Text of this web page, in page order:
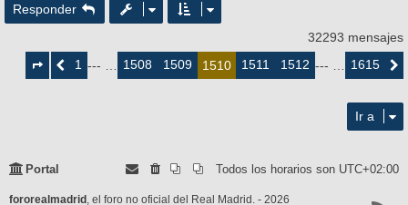
Responder
32293 mensajes
deAnterior
1 --- … 1508 1509 1510 1511 1512 --- … 1615
Ir a
Portal Todos los horarios son UTC+02:00
fororealmadrid , el foro no oficial del Real Madrid. - 2026